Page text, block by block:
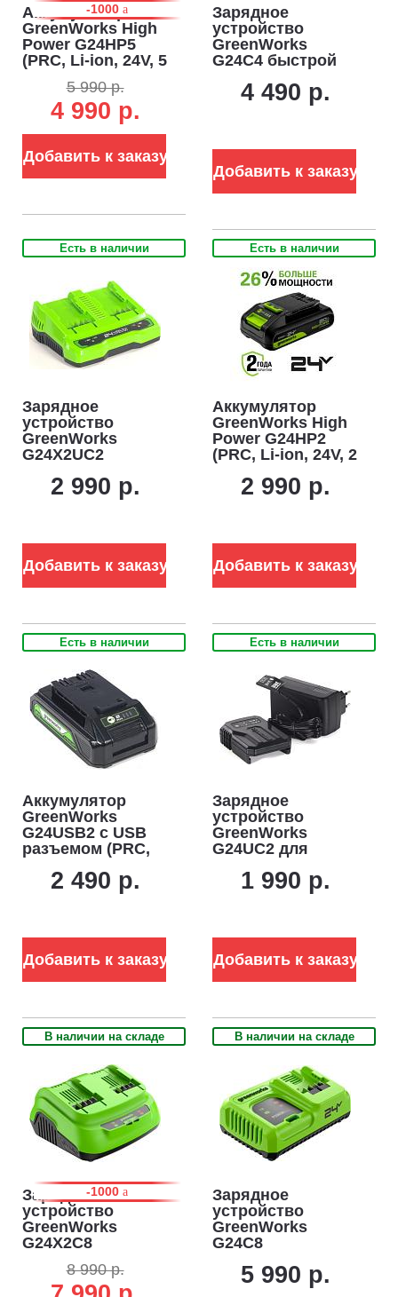
-1000
Аккумулятор
GreenWorks High
Power G24HP5
(PRC, Li-ion, 24V, 5
5 990 р.
4 990 р.
Добавить к заказу
Зарядное
устройство
GreenWorks
G24C4 быстрой
аккумуляторов
4 490 р.
Добавить к заказу
Есть в наличии
Зарядное
устройство
GreenWorks
G24X2UC2
аккумуляторов
2 990 р.
Добавить к заказу
Есть в наличии
Аккумулятор
GreenWorks High
Power G24HP2
(PRC, Li-ion, 24V, 2
2 990 р.
Добавить к заказу
Есть в наличии
Аккумулятор
GreenWorks
G24USB2 с USB
разъемом (PRC,
2 490 р.
Добавить к заказу
Есть в наличии
Зарядное
устройство
GreenWorks
G24UC2 для
24В (2 А)
1 990 р.
Добавить к заказу
-1000
В наличии на складе
Зарядное
устройство
GreenWorks
G24X2C8
зарядки двойное
8 990 р.
В наличии на складе
Зарядное
устройство
GreenWorks
G24C8
зарядки для
аккумуляторов
5 990 р.